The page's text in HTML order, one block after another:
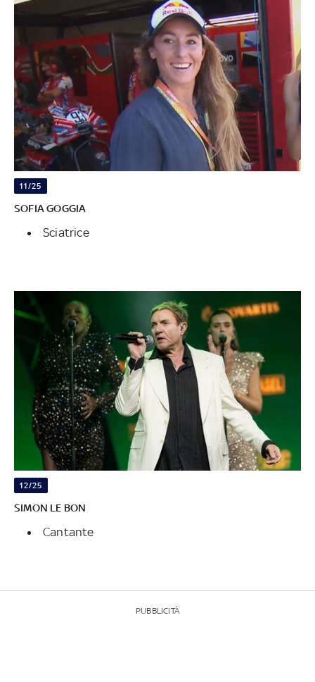
11/25
SOFIA GOGGIA
Sciatrice
12/25
SIMON LE BON
Cantante
PUBBLICITÀ